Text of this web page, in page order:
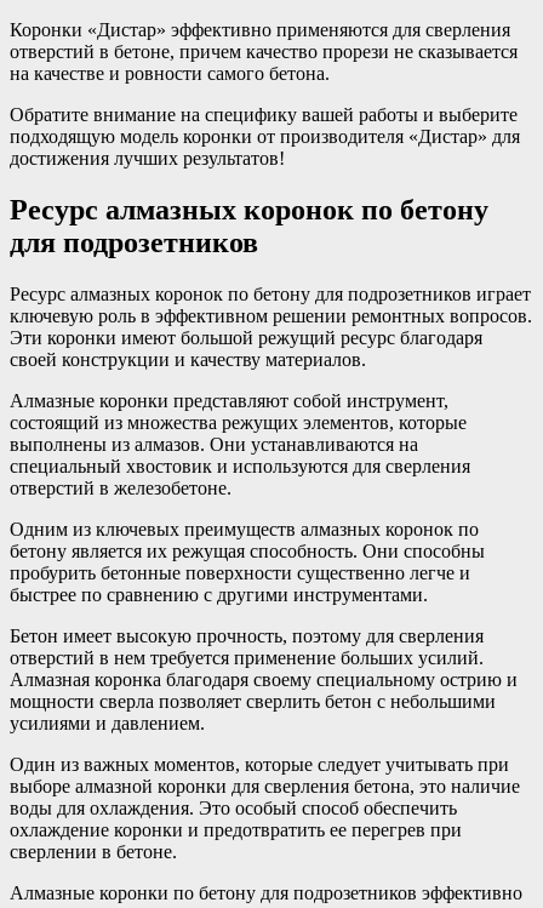
Коронки «Дистар» эффективно применяются для сверления
отверстий в бетоне, причем качество прорези не сказывается
на качестве и ровности самого бетона.
Обратите внимание на специфику вашей работы и выберите
подходящую модель коронки от производителя «Дистар» для
достижения лучших результатов!
Ресурс алмазных коронок по бетону
для подрозетников
Ресурс алмазных коронок по бетону для подрозетников играет
ключевую роль в эффективном решении ремонтных вопросов.
Эти коронки имеют большой режущий ресурс благодаря
своей конструкции и качеству материалов.
Алмазные коронки представляют собой инструмент,
состоящий из множества режущих элементов, которые
выполнены из алмазов. Они устанавливаются на
специальный хвостовик и используются для сверления
отверстий в железобетоне.
Одним из ключевых преимуществ алмазных коронок по
бетону является их режущая способность. Они способны
пробурить бетонные поверхности существенно легче и
быстрее по сравнению с другими инструментами.
Бетон имеет высокую прочность, поэтому для сверления
отверстий в нем требуется применение больших усилий.
Алмазная коронка благодаря своему специальному острию и
мощности сверла позволяет сверлить бетон с небольшими
усилиями и давлением.
Один из важных моментов, которые следует учитывать при
выборе алмазной коронки для сверления бетона, это наличие
воды для охлаждения. Это особый способ обеспечить
охлаждение коронки и предотвратить ее перегрев при
сверлении в бетоне.
Алмазные коронки по бетону для подрозетников эффективно